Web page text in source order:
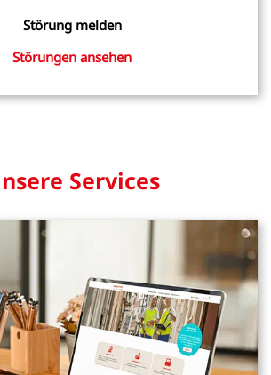
Störung melden
Störungen ansehen
Services